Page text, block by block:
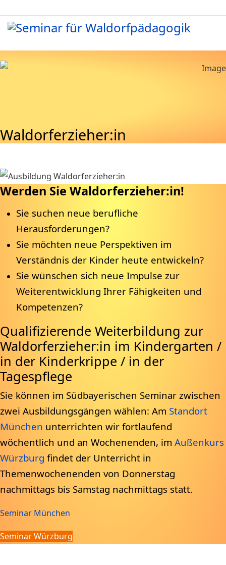
Waldorferzieher:in
Werden Sie Waldorferzieher:in!
Sie suchen neue berufliche
Herausforderungen?
Sie möchten neue Perspektiven im
Verständnis der Kinder heute entwickeln?
Sie wünschen sich neue Impulse zur
Weiterentwicklung Ihrer Fähigkeiten und
Kompetenzen?
Qualifizierende Weiterbildung zur
Waldorferzieher:in im Kindergarten /
in der Kinderkrippe / in der
Tagespflege
Sie können im Südbayerischen Seminar zwischen
zwei Ausbildungsgängen wählen: Am Standort
München unterrichten wir fortlaufend
wöchentlich und an Wochenenden, im Außenkurs
Würzburg findet der Unterricht in
Themenwochenenden von Donnerstag
nachmittags bis Samstag nachmittags statt.
Seminar München
Seminar Würzburg